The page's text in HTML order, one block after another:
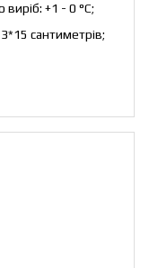
+1 - 0 °C;
сантиметрів;